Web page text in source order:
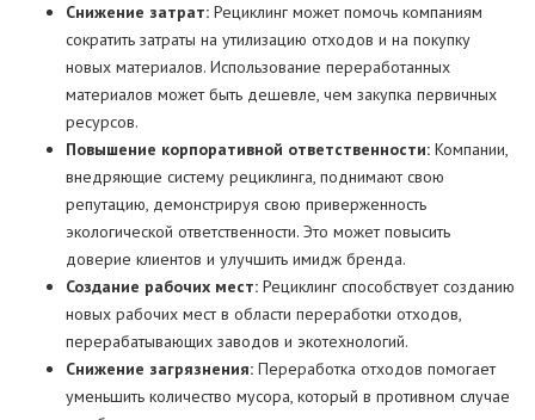
Снижение затрат: Рециклинг может помочь компаниям
сократить затраты на утилизацию отходов и на покупку
новых материалов. Использование переработанных
материалов может быть дешевле, чем закупка первичных
ресурсов.
Повышение корпоративной ответственности: Компании,
внедряющие систему рециклинга, поднимают свою
репутацию, демонстрируя свою приверженность
экологической ответственности. Это может повысить
доверие клиентов и улучшить имидж бренда.
Создание рабочих мест: Рециклинг способствует созданию
новых рабочих мест в области переработки отходов,
перерабатывающих заводов и экотехнологий.
Снижение загрязнения: Переработка отходов помогает
уменьшить количество мусора, который в противном случае